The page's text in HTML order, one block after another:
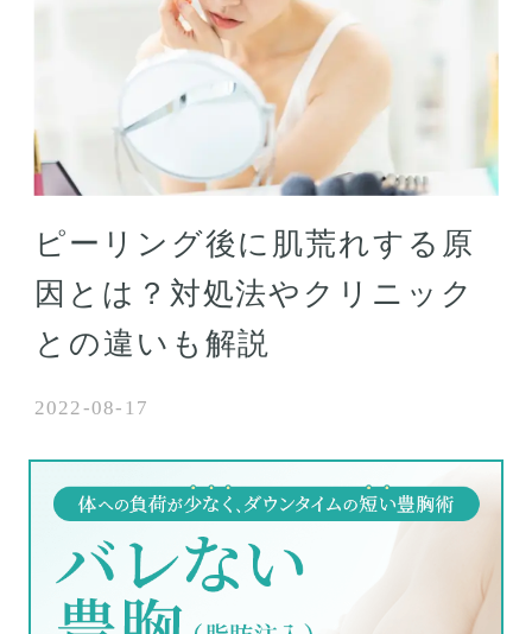
ピーリング後に肌荒れする原
因とは？対処法やクリニック
との違いも解説
2022-08-17